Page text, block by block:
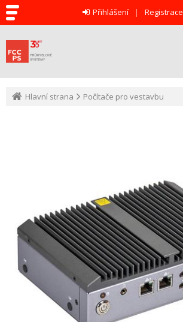
Přihlášení Registrace
Hlavní strana Počítače pro vestavbu